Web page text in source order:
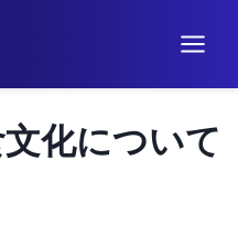
化について